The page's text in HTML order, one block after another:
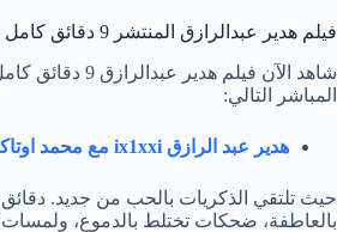
فيلم هدير عبدالرازق المنتشر 9 دقائق كامل مع أوتاكا
شاهد الآن فيلم
المباشر التالي:
هدير عبد الرازق ix1xxi مع محمد اوتاكا لايف.
حيث تلتقي الذكريات بالحب من جديد.
بالعاطفة، ضحكات تختلط بالدموع،